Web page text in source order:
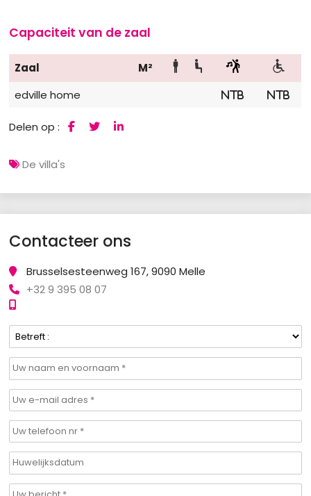
Capaciteit van de zaal
Zaal
M²
edville home
NTB NTB
Delen op :
De villa's
Contacteer ons
Brusselsesteenweg 167, 9090 Melle
+32 9 395 08 07